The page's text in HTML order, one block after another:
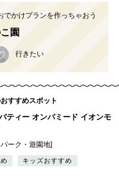
かけプランを作っちゃおう
園
行きたい
すすめスポット
ティー オンパミード イオンモ
ーク・遊園地]
キッズおすすめ